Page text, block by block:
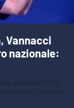
Vannacci
nazionale:
prossime sfide
«Nessun